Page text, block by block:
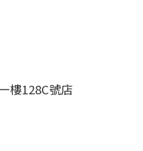
樓128C號店